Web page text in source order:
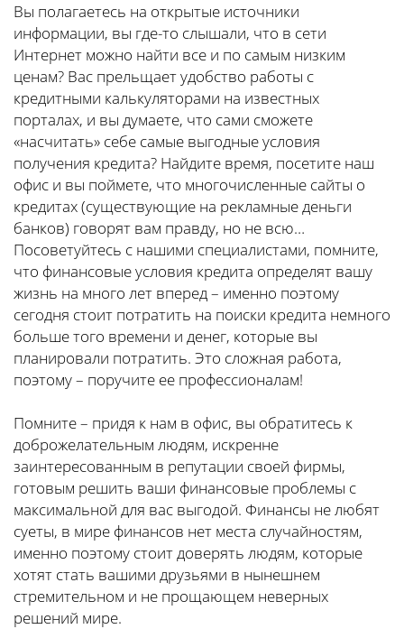
Вы полагаетесь на открытые источники
информации, вы где-то слышали, что в сети
Интернет можно найти все и по самым низким
ценам? Вас прельщает удобство работы с
кредитными калькуляторами на известных
порталах, и вы думаете, что сами сможете
«насчитать» себе самые выгодные условия
получения кредита? Найдите время, посетите наш
офис и вы поймете, что многочисленные сайты о
кредитах (существующие на рекламные деньги
банков) говорят вам правду, но не всю…
Посоветуйтесь с нашими специалистами, помните,
что финансовые условия кредита определят вашу
жизнь на много лет вперед – именно поэтому
сегодня стоит потратить на поиски кредита немного
больше того времени и денег, которые вы
планировали потратить. Это сложная работа,
поэтому – поручите ее профессионалам!
Помните – придя к нам в офис, вы обратитесь к
доброжелательным людям, искренне
заинтересованным в репутации своей фирмы,
готовым решить ваши финансовые проблемы с
максимальной для вас выгодой. Финансы не любят
суеты, в мире финансов нет места случайностям,
именно поэтому стоит доверять людям, которые
хотят стать вашими друзьями в нынешнем
стремительном и не прощающем неверных
решений мире.